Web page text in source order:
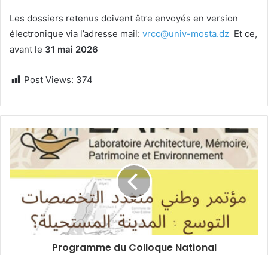
Les dossiers retenus doivent être envoyés en version
électronique via l’adresse mail: vrcc@univ-mosta.dz Et ce,
avant le 31 mai 2026
Post Views: 374
Programme du Colloque National